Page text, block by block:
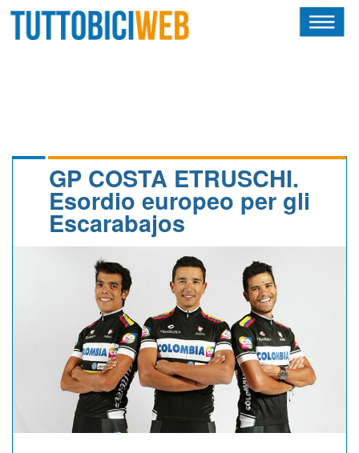
CALENDARIO
NEWSLETTER
GP COSTA ETRUSCHI.
Esordio europeo per gli
Escarabajos